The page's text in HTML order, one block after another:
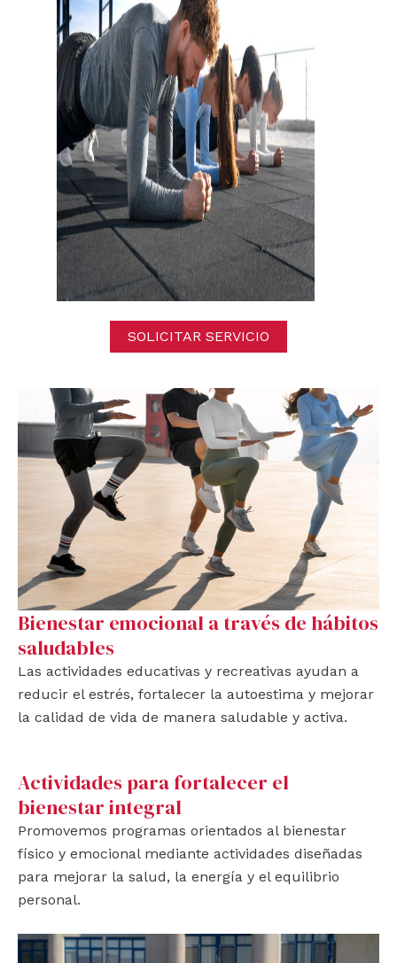
SOLICITAR SERVICIO
Bienestar emocional a través de hábitos
saludables
Las actividades educativas y recreativas ayudan a
reducir el estrés, fortalecer la autoestima y mejorar
la calidad de vida de manera saludable y activa.
Actividades para fortalecer el
bienestar integral
Promovemos programas orientados al bienestar
físico y emocional mediante actividades diseñadas
para mejorar la salud, la energía y el equilibrio
personal.